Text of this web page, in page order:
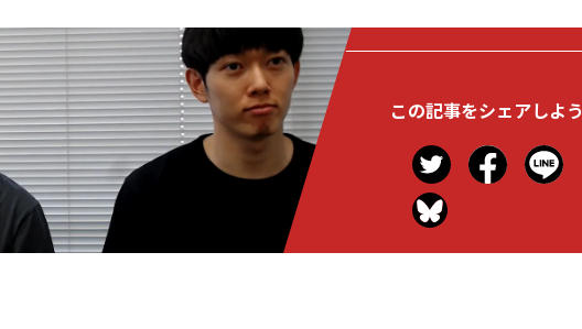
この記事をシェアしよう